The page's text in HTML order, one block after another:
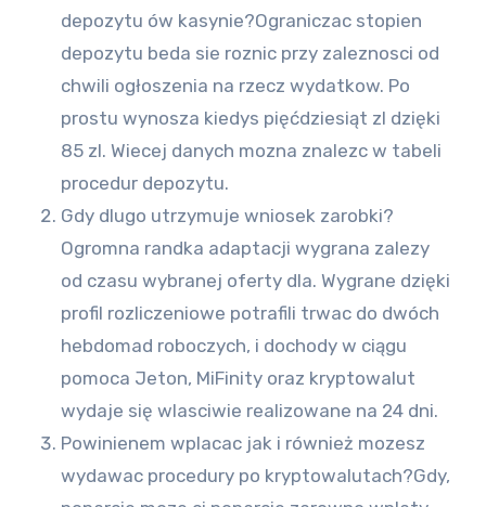
depozytu ów kasynie?Ograniczac stopien
depozytu beda sie roznic przy zaleznosci od
chwili ogłoszenia na rzecz wydatkow. Po
prostu wynosza kiedys pięćdziesiąt zl dzięki
85 zl. Wiecej danych mozna znalezc w tabeli
procedur depozytu.
Gdy dlugo utrzymuje wniosek zarobki?
Ogromna randka adaptacji wygrana zalezy
od czasu wybranej oferty dla. Wygrane dzięki
profil rozliczeniowe potrafili trwac do dwóch
hebdomad roboczych, i dochody w ciągu
pomoca Jeton, MiFinity oraz kryptowalut
wydaje się wlasciwie realizowane na 24 dni.
Powinienem wplacac jak i również mozesz
wydawac procedury po kryptowalutach?Gdy,